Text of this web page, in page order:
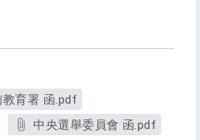
育署 函.pdf
中央選舉委員會 函.pdf